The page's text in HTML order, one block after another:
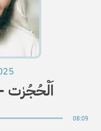
Al Hujurat - اَلْحُجُرٰت
08:09